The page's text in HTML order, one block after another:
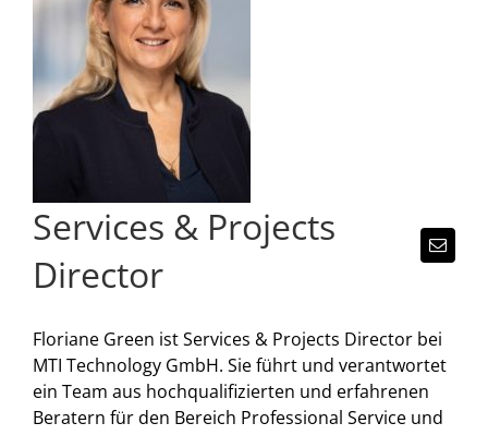
Services & Projects
Director
Floriane Green istServices & Projects Director bei
MTI Technology GmbH. Sie führt und verantwortet
ein Team aus hochqualifizierten und erfahrenen
Beratern für den Bereich Professional Service und